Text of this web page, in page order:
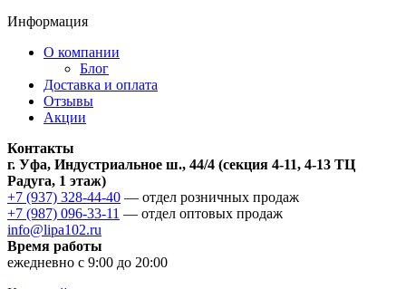
Информация
О компании
Блог
Доставка и оплата
Отзывы
Акции
Контакты
г. Уфа, Индустриальное ш., 44/4 (секция 4-11, 4-13 ТЦ
Радуга, 1 этаж)
+7 (937) 328-44-40 — отдел розничных продаж
+7 (987) 096-33-11 — отдел оптовых продаж
info@lipa102.ru
Время работы
ежедневно с 9:00 до 20:00